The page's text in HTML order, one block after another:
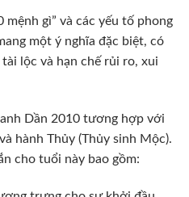
mệnh gì” và các yếu tố phong
một ý nghĩa đặc biệt, có
lộc và hạn chế rủi ro, xui
Dần 2010 tương hợp với
hành Thủy (Thủy sinh Mộc).
cho tuổi này bao gồm: